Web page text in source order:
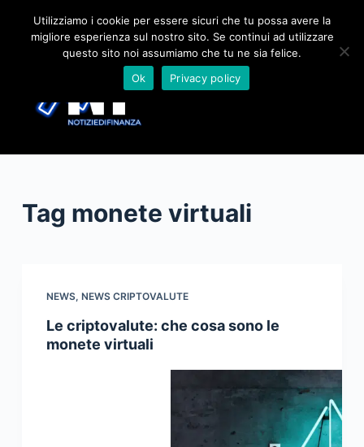
nTag monete virtuali
NEWS, NEWS CRIPTOVALUTE
Le criptovalute: che cosa sono le
monete virtuali
Utilizziamo i cookie per essere sicuri che tu possa avere la
migliore esperienza sul nostro sito. Se continui ad utilizzare
questo sito noi assumiamo che tu ne sia felice.
Ok
Privacy policy